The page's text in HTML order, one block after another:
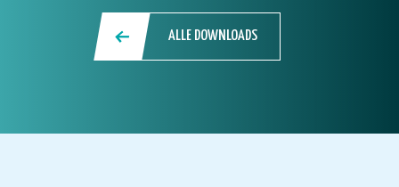
ALLE DOWNLOADS